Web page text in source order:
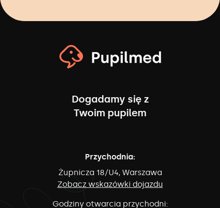
Dogadamy się z
Twoim pupilem
Przychodnia:
Żupnicza 18/U4, Warszawa
Zobacz wskazówki dojazdu
Godziny otwarcia przychodni: